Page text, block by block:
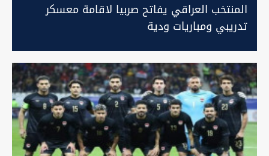
المنتخب العراقي يفاتح صربيا لاقامة معسكر
تدريبي ومباريات ودية